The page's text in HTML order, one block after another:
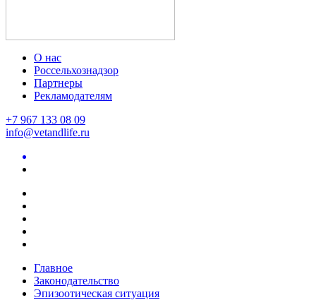
О нас
Россельхознадзор
Партнеры
Рекламодателям
+7 967 133 08 09
info@vetandlife.ru
Главное
Законодательство
Эпизоотическая ситуация